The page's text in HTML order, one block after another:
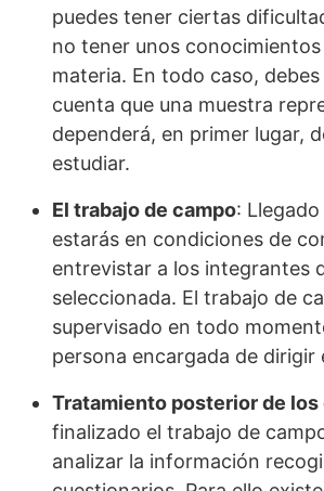
puedes tener ciertas
no tener unos conocimientos
materia. En todo caso,
cuenta que una muestra
dependerá, en primer lugar,
estudiar.
El trabajo de campo:
estarás en condiciones de
entrevistar a los integrantes
seleccionada. El trabajo de
supervisado en todo
persona encargada de dirigir
Tratamiento posterior de los
finalizado el trabajo de
analizar la información